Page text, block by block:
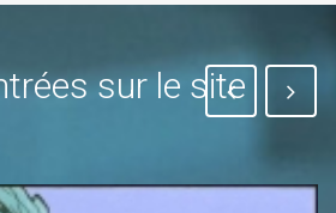
sur le site